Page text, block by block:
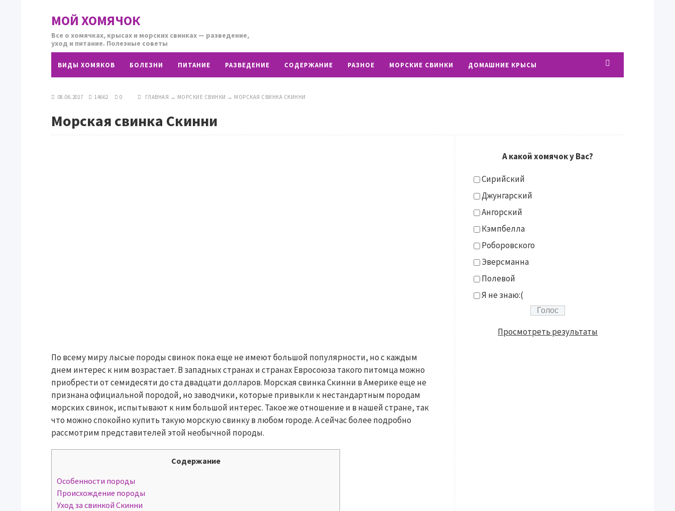
МОЙ ХОМЯЧОК
Все о хомячках, крысах и морских свинках — разведение,
уход и питание. Полезные советы
ВИДЫ ХОМЯКОВ БОЛЕЗНИ ПИТАНИЕ РАЗВЕДЕНИЕ СОДЕРЖАНИЕ РАЗНОЕ МОРСКИЕ СВИНКИ ДОМАШНИЕ КРЫСЫ
08.06.2017 14662 0 ГЛАВНАЯ → МОРСКИЕ СВИНКИ → МОРСКАЯ СВИНКА СКИННИ
Морская свинка Скинни
По всему миру лысые породы свинок пока еще не имеют большой популярности, но с каждым
днем интерес к ним возрастает. В западных странах и странах Евросоюза такого питомца можно
приобрести от семидесяти до ста двадцати долларов. Морская свинкаСкинни в Америке еще не
признана официальной породой, но заводчики, которые привыкли к нестандартным породам
морских свинок, испытывают к ним большой интерес. Такое же отношение и в нашей стране, так
что можно спокойно купить такую морскую свинку в любом городе. А сейчас более подробно
рассмотрим представителей этой необычной породы.
Содержание
Особенности породы
Происхождение породы
Уход за свинкой Скинни
А какой хомячок у Вас?
Сирийский
Джунгарский
Ангорский
Кэмпбелла
Роборовского
Эверсманна
Полевой
Я не знаю:(
Просмотреть результаты